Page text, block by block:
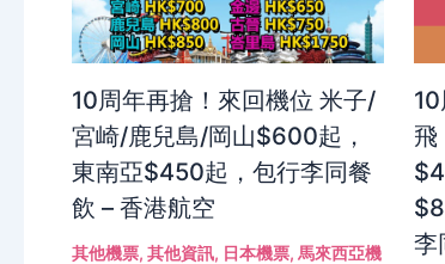
10周年再搶！來回機位 米子/
宮崎/鹿兒島/岡山$600起，
東南亞$450起，包行李同餐
飲 – 香港航空
其他機票, 其他資訊, 日本機票, 馬來西亞機
李